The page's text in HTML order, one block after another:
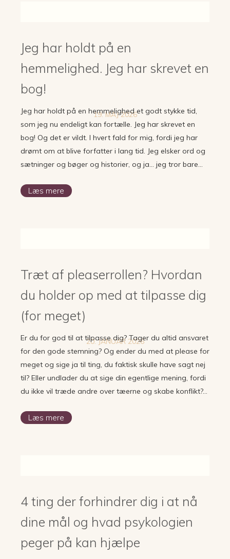
Jeg har holdt på en
hemmelighed. Jeg har skrevet en
bog!
19. MAJ 2026
Jeg har holdt på en hemmelighed et godt stykke tid,
som jeg nu endeligt kan fortælle. Jeg har skrevet en
bog! Og det er vildt. I hvert fald for mig, fordi jeg har
drømt om at blive forfatter i lang tid. Jeg elsker ord og
sætninger og bøger og historier, og ja… jeg tror bare…
Læs mere
Træt af pleaserrollen? Hvordan
du holder op med at tilpasse dig
(for meget)
20. JANUAR 2026
Er du for god til at tilpasse dig? Tager du altid ansvaret
for den gode stemning? Og ender du med at please for
meget og sige ja til ting, du faktisk skulle have sagt nej
til? Eller undlader du at sige din egentlige mening, fordi
du ikke vil træde andre over tæerne og skabe konflikt?…
Læs mere
4 ting der forhindrer dig i at nå
dine mål og hvad psykologien
peger på kan hjælpe